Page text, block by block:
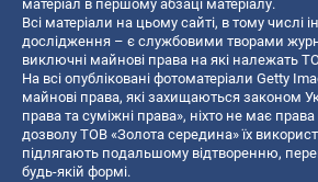
матеріал в першому абзаці матеріалу.
Всі матеріали на цьому сайті, в тому числі
дослідження – є службовими творами
виключні майнові права на які належать
На всі опубліковані фотоматеріали Getty
майнові права, які захищаються законом
права та суміжні права», ніхто не має
дозволу ТОВ «Золота середина» їх
підлягають подальшому відтворенню,
будь-якій формі.